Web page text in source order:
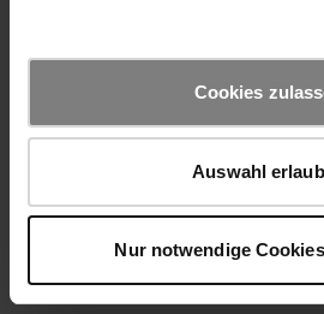
Cookies
Auswahl
Nur notwendige